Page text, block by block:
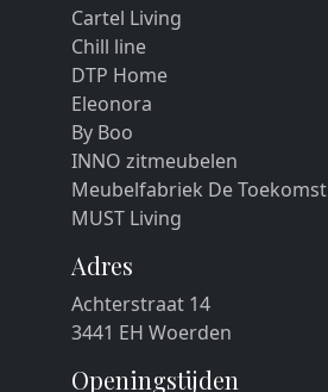
Cartel Living
Chill line
DTP Home
Eleonora
By Boo
INNO zitmeubelen
Meubelfabriek De Toekomst
MUST Living
Adres
Achterstraat 14
3441 EH Woerden
Openingstijden